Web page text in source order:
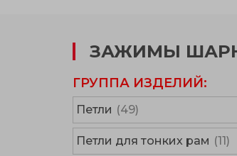
ЗАЖИМЫ
ГРУППА ИЗДЕЛИЙ:
Петли (49)
Петли для тонких рам (11)